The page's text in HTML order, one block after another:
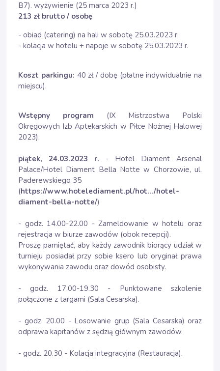
B7). wyżywienie (25 marca 2023 r.)
213 zł brutto / osobę
- obiad (catering) na hali w sobotę 25.03.2023 r.
- kolacja w hotelu + napoje w sobotę 25.03.2023 r.
Koszt parkingu: 40 zł / dobę (płatne indywidualnie na
miejscu).
Wstępny program (IX Mistrzostwa Polski
Okręgowych Izb Aptekarskich w Piłce Nożnej Halowej
2023):
piątek, 24.03.2023 r. - Hotel Diament Arsenal
Palace/Hotel Diament Bella Notte w Chorzowie, ul.
Paderewskiego 35
(https://www.hotelediament.pl/hot…/hotel-
diament-bella-notte/)
- godz. 14.00-22.00 - Zameldowanie w hotelu oraz
rejestracja w biurze zawodów (obok recepcji).
Proszę pamiętać, aby każdy zawodnik biorący udział w
turnieju posiadał przy sobie ksero lub oryginał prawa
wykonywania zawodu oraz dowód osobisty.
- godz. 17.00-19.30 - Punktowane szkolenie
połączone z targami (Sala Cesarska).
- godz. 20.00 - Losowanie grup (Sala Cesarska) oraz
odprawa kapitanów z sędzią głównym zawodów.
- godz. 20.30 - Kolacja integracyjna (Restauracja).